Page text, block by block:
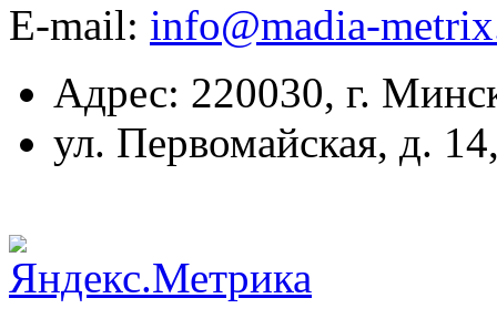
E-mail: info@madia-
Адрес: 220030, г.
ул. Первомайская, д.